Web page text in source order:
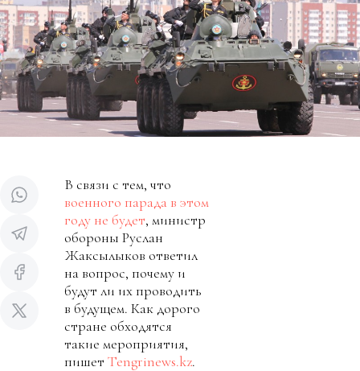
В связи с тем, что
военного парада в этом
году не будет, министр
обороны Руслан
Жаксылыков ответил
на вопрос, почему и
будут ли их проводить
в будущем. Как дорого
стране обходятся
такие мероприятия,
пишет Tengrinews.kz.